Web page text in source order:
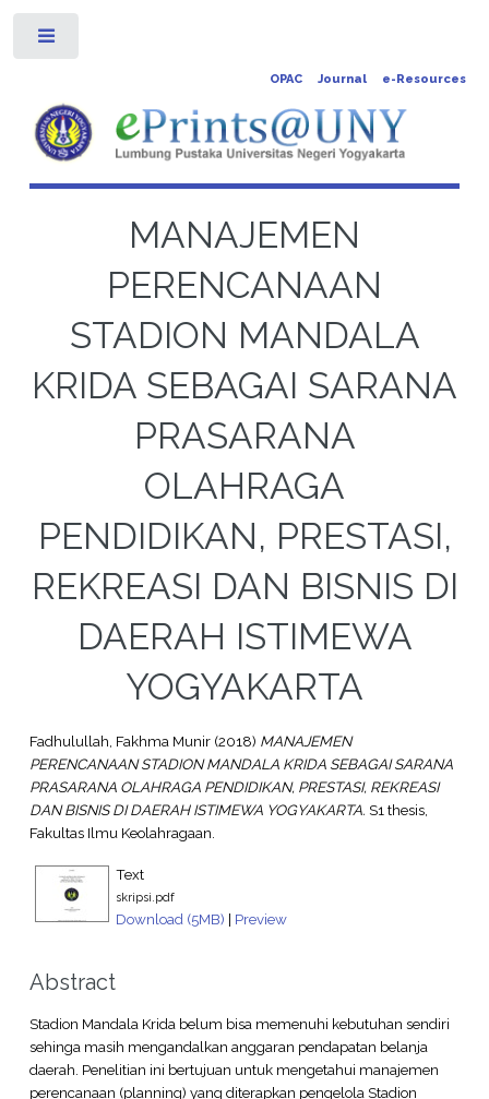
OPAC Journal e-Resources
MANAJEMEN
PERENCANAAN
STADION MANDALA
KRIDA SEBAGAI SARANA
PRASARANA
OLAHRAGA
PENDIDIKAN, PRESTASI,
REKREASI DAN BISNIS DI
DAERAH ISTIMEWA
YOGYAKARTA
Fadhulullah, Fakhma Munir(2018) MANAJEMEN
PERENCANAAN STADION MANDALA KRIDA SEBAGAI SARANA
PRASARANA OLAHRAGA PENDIDIKAN, PRESTASI, REKREASI
DAN BISNIS DI DAERAH ISTIMEWA YOGYAKARTA. S1 thesis,
Fakultas Ilmu Keolahragaan.
Text
skripsi.pdf
Download (5MB) | Preview
Abstract
Stadion Mandala Krida belum bisa memenuhi kebutuhan sendiri
sehinga masih mengandalkan anggaran pendapatan belanja
daerah. Penelitian ini bertujuan untuk mengetahui manajemen
perencanaan (planning) yang diterapkan pengelola Stadion